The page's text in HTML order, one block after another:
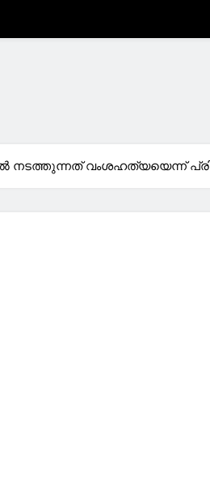
നടത്തുന്നത് വംശഹത്യയെന്ന്